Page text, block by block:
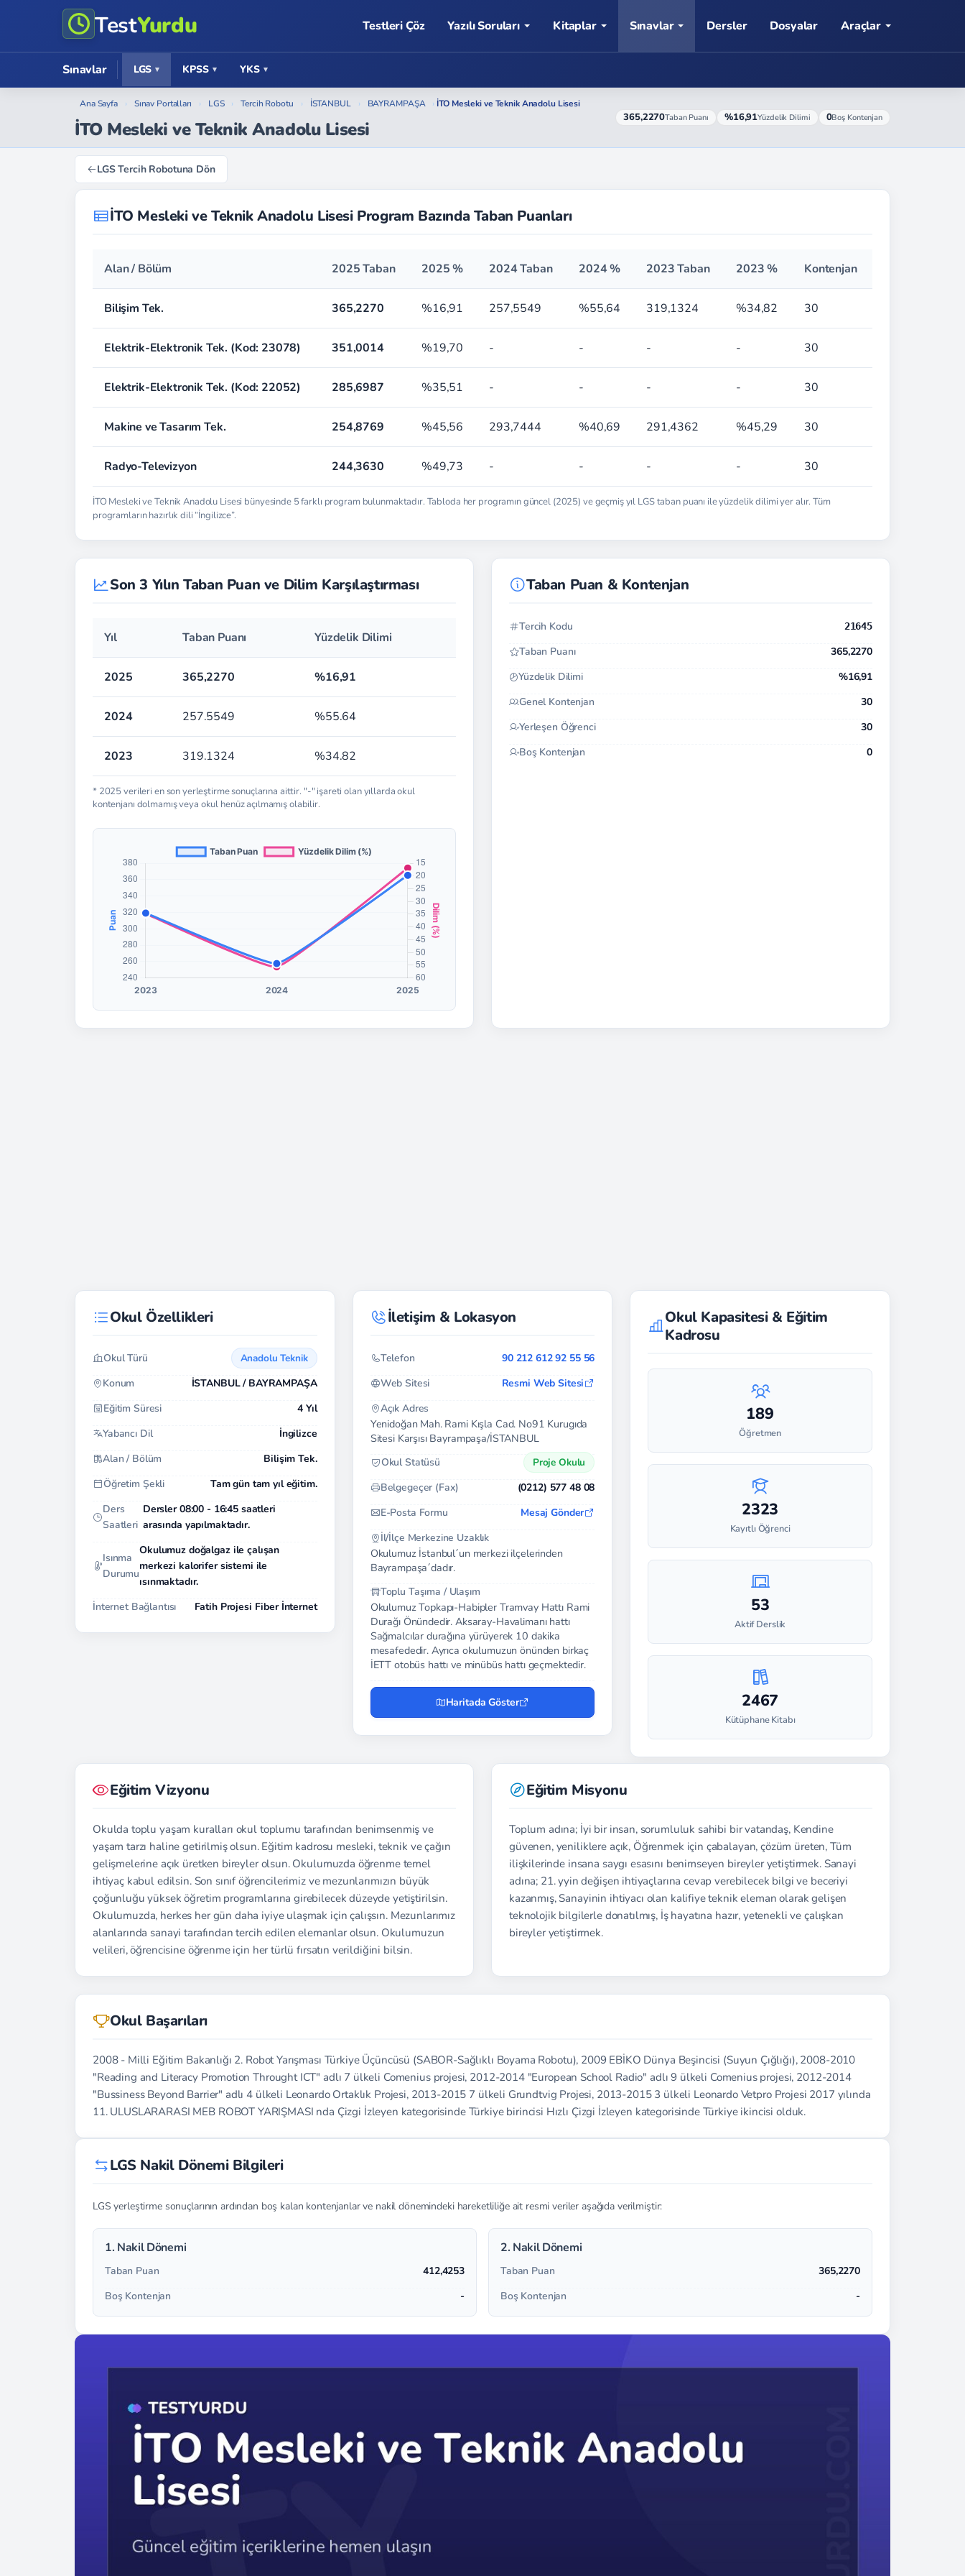
TestYurdu Testleri Çöz Yazılı Soruları Kitaplar Sınavlar Dersler Dosyalar Araçlar
Sınavlar LGS KPSS YKS
Ana Sayfa › Sınav Portalları › LGS › Tercih Robotu › İSTANBUL › BAYRAMPAŞA › İTO Mesleki ve Teknik Anadolu Lisesi
İTO Mesleki ve Teknik Anadolu Lisesi
365,2270Taban Puanı %16,91Yüzdelik Dilimi 0Boş Kontenjan
LGS Tercih Robotuna Dön
İTO Mesleki ve Teknik Anadolu Lisesi Program Bazında Taban Puanları
Alan / Bölüm 2025 Taban 2025 % 2024 Taban 2024 % 2023 Taban 2023 % Kontenjan
Bilişim Tek. 365,2270 %16,91 257,5549 %55,64 319,1324 %34,82 30
Elektrik-Elektronik Tek. (Kod: 23078) 351,0014 %19,70 - - - - 30
Elektrik-Elektronik Tek. (Kod: 22052) 285,6987 %35,51 - - - - 30
Makine ve Tasarım Tek. 254,8769 %45,56 293,7444 %40,69 291,4362 %45,29 30
Radyo-Televizyon 244,3630 %49,73 - - - - 30
İTO Mesleki ve Teknik Anadolu Lisesi bünyesinde 5 farklı program bulunmaktadır. Tabloda her programın güncel (2025) ve geçmiş yıl LGS taban puanı ile yüzdelik dilimi yer alır. Tüm
programların hazırlık dili “İngilizce”.
Taban Puan & Kontenjan
Tercih Kodu 21645
Taban Puanı
365,2270
Yüzdelik Dilimi
%16,91
Genel Kontenjan
30
Yerleşen Öğrenci
30
Boş Kontenjan
0
Okul Özellikleri
Okul Türü
Anadolu Teknik
Konum
İSTANBUL / BAYRAMPAŞA
Eğitim Süresi
4 Yıl
Yabancı Dil
İngilizce
Alan / Bölüm
Bilişim Tek.
Öğretim Şekli
Tam gün tam yıl eğitim.
Ders
Saatleri
Dersler 08:00 - 16:45 saatleri
arasında yapılmaktadır.
Isınma
Durumu
Okulumuz doğalgaz ile çalışan
merkezi kalorifer sistemi ile
ısınmaktadır.
İnternet Bağlantısı
Fatih Projesi Fiber İnternet
İletişim & Lokasyon
Telefon
90 212 612 92 55 56
Web Sitesi
Resmi Web Sitesi
Açık Adres
Yenidoğan Mah. Rami Kışla Cad. No91 Kurugıda
Sitesi Karşısı Bayrampaşa/İSTANBUL
Okul Statüsü
Proje Okulu
Belgegeçer (Fax)
(0212) 577 48 08
E-Posta Formu
Mesaj Gönder
İl/İlçe Merkezine Uzaklık
Okulumuz İstanbul´un merkezi ilçelerinden
Bayrampaşa´dadır.
Toplu Taşıma / Ulaşım
Okulumuz Topkapı-Habipler Tramvay Hattı Rami
Durağı Önündedir. Aksaray-Havalimanı hattı
Sağmalcılar durağına yürüyerek 10 dakika
mesafededir. Ayrıca okulumuzun önünden birkaç
İETT otobüs hattı ve minübüs hattı geçmektedir.
Haritada Göster
Okul Kapasitesi & Eğitim
Kadrosu
189
Öğretmen
2323
Kayıtlı Öğrenci
53
Aktif Derslik
2467
Kütüphane Kitabı
Son 3 Yılın Taban Puan ve Dilim Karşılaştırması
Yıl Taban Puanı Yüzdelik Dilimi
2025 365,2270 %16,91
2024 257.5549 %55.64
2023 319.1324 %34.82
* 2025 verileri en son yerleştirme sonuçlarına aittir. "-" işareti olan yıllarda okul
kontenjanı dolmamış veya okul henüz açılmamış olabilir.
Eğitim Vizyonu
Okulda toplu yaşam kuralları okul toplumu tarafından benimsenmiş ve
yaşam tarzı haline getirilmiş olsun. Eğitim kadrosu mesleki, teknik ve çağın
gelişmelerine açık üretken bireyler olsun. Okulumuzda öğrenme temel
ihtiyaç kabul edilsin. Son sınıf öğrencilerimiz ve mezunlarımızın büyük
çoğunluğu yüksek öğretim programlarına girebilecek düzeyde yetiştirilsin.
Okulumuzda, herkes her gün daha iyiye ulaşmak için çalışsın. Mezunlarımız
alanlarında sanayi tarafından tercih edilen elemanlar olsun. Okulumuzun
velileri, öğrencisine öğrenme için her türlü fırsatın verildiğini bilsin.
Eğitim Misyonu
Toplum adına; İyi bir insan, sorumluluk sahibi bir vatandaş, Kendine
güvenen, yeniliklere açık, Öğrenmek için çabalayan, çözüm üreten, Tüm
ilişkilerinde insana saygı esasını benimseyen bireyler yetiştirmek. Sanayi
adına; 21. yyin değişen ihtiyaçlarına cevap verebilecek bilgi ve beceriyi
kazanmış, Sanayinin ihtiyacı olan kalifiye teknik eleman olarak gelişen
teknolojik bilgilerle donatılmış, İş hayatına hazır, yetenekli ve çalışkan
bireyler yetiştirmek.
Okul Başarıları
2008 - Milli Eğitim Bakanlığı 2. Robot Yarışması Türkiye Üçüncüsü (SABOR-Sağlıklı Boyama Robotu), 2009 EBİKO Dünya Beşincisi (Suyun Çığlığı), 2008-2010
"Reading and Literacy Promotion Throught ICT" adlı 7 ülkeli Comenius projesi, 2012-2014 "European School Radio" adlı 9 ülkeli Comenius projesi, 2012-2014
"Bussiness Beyond Barrier" adlı 4 ülkeli Leonardo Ortaklık Projesi, 2013-2015 7 ülkeli Grundtvig Projesi, 2013-2015 3 ülkeli Leonardo Vetpro Projesi 2017 yılında
11. ULUSLARARASI MEB ROBOT YARIŞMASI nda Çizgi İzleyen kategorisinde Türkiye birincisi Hızlı Çizgi İzleyen kategorisinde Türkiye ikincisi olduk.
LGS Nakil Dönemi Bilgileri
LGS yerleştirme sonuçlarının ardından boş kalan kontenjanlar ve nakil dönemindeki hareketliliğe ait resmi veriler aşağıda verilmiştir:
1. Nakil Dönemi
Taban Puan
412,4253
Boş Kontenjan
-
2. Nakil Dönemi
Taban Puan
365,2270
Boş Kontenjan
-